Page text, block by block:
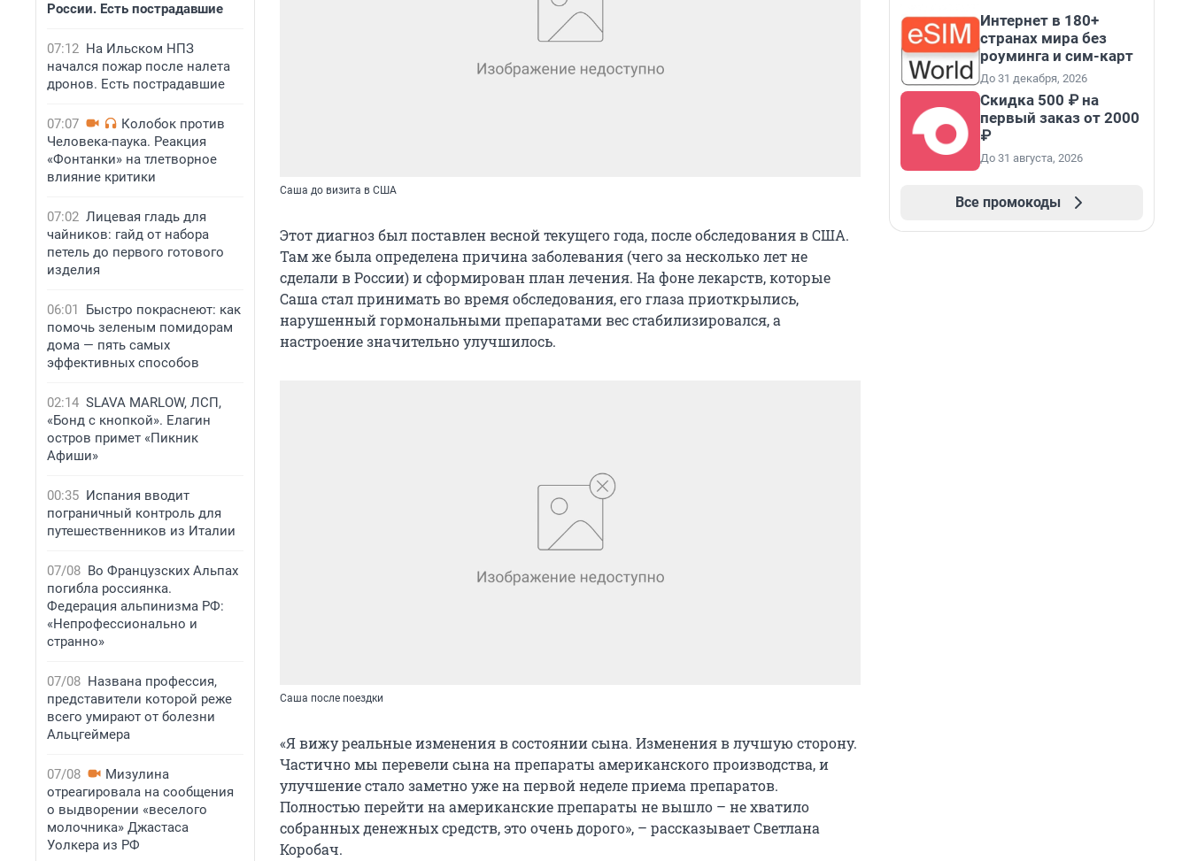
России. Есть пострадавшие
07:12 На Ильском НПЗ
начался пожар после налета
дронов. Есть пострадавшие
07:07
Колобок против
Человека-паука. Реакция
«Фонтанки» на тлетворное
влияние критики
07:02 Лицевая гладь для
чайников: гайд от набора
петель до первого готового
изделия
06:01
Быстро покраснеют: как
помочь зеленым помидорам
дома — пять самых
эффективных способов
02:14 SLAVA MARLOW, ЛСП,
«Бонд с кнопкой». Елагин
остров примет «Пикник
Афиши»
00:35 Испания вводит
пограничный контроль для
путешественников из Италии
07/08 Во Французских Альпах
погибла россиянка.
Федерация альпинизма РФ:
«Непрофессионально и
странно»
07/08 Названа профессия,
представители которой реже
всего умирают от болезни
Альцгеймера
07/08
Мизулина
отреагировала на сообщения
о выдворении «веселого
молочника» Джастаса
Уолкера из РФ
Саша до визита в США
Этот диагноз был поставлен весной текущего года, после обследования в США.
Там же была определена причина заболевания (чего за несколько лет не
сделали в России) и сформирован план лечения. На фоне лекарств, которые
Саша стал принимать во время обследования, его глаза приоткрылись,
нарушенный гормональными препаратами вес стабилизировался, а
настроение значительно улучшилось.
Саша после поездки
«Я вижу реальные изменения в состоянии сына. Изменения в лучшую сторону.
Частично мы перевели сына на препараты американского производства, и
улучшение стало заметно уже на первой неделе приема препаратов.
Полностью перейти на американские препараты не вышло – не хватило
собранных денежных средств, это очень дорого», – рассказывает Светлана
Коробач.
Интернет в 180+
странах мира без
роуминга и сим-карт
До 31 декабря, 2026
Скидка 500 ₽ на
первый заказ от 2000
₽
До 31 августа, 2026
Все промокоды